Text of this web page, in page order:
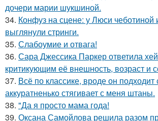
дочери марии шукшиной.
34. Конфуз на сцене: у Люси чеботиной
выглянули стринги.
35. Слабоумие и отвага!
36. Сара Джессика Паркер ответила
критикующим её внешность, возраст и
37. Всё по классике, вроде он подходит
аккуратненько стягивает с меня штаны.
38. "Да я просто мама года!
39. Оксана Самойлова решила разом